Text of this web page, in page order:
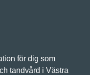
för dig som
tandvård i Västra